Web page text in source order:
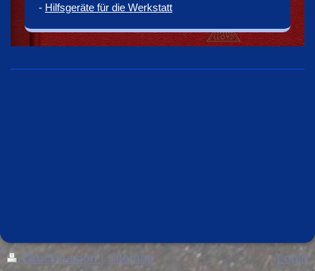
- Hilfsgeräte für die Werkstatt
Druckversion | Sitemap
Login